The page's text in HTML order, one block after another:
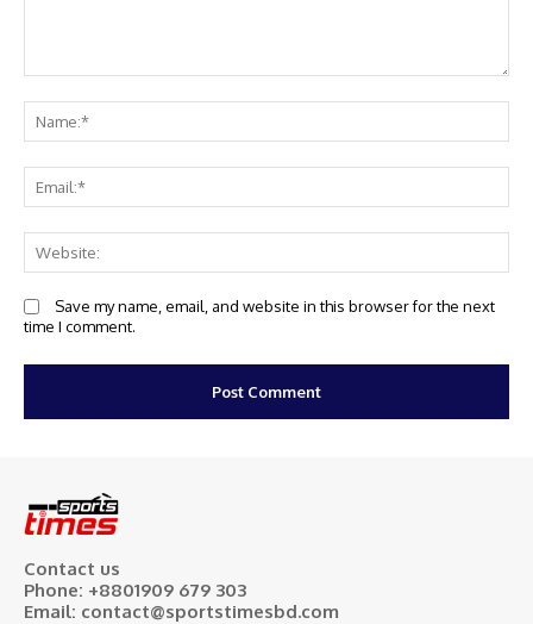
Comment:
Save my name, email, and website in this browser for the next
time I comment.
Contact us
Phone: +8801909 679 303
Email: contact@sportstimesbd.com